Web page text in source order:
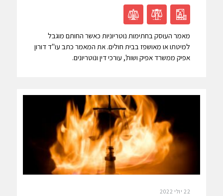
מאמר העוסק בחתימות נוטריוניות כאשר החותם מוגבל
למיטתו או מאושפז בבית חולים. את המאמר כתב עו"ד דורון
אפיק ממשרד אפיק ושות', עורכי דין ונוטריונים.
22 יולי 2022